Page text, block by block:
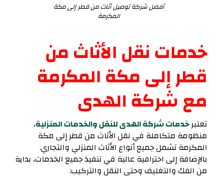
أفضل شركة توصيل أثاث من قطر إلى مكة
المكرمة
خدمات نقل الأثاث من
قطر إلى مكة المكرمة
مع شركة الهدى
تعتبرخدمات شركة الهدى للنقل والخدمات المنزلية،
منظومة متكاملة في نقل الأثاث من قطر إلى مكة
المكرمة تشمل جميع أنواع الأثاث المنزلي والتجاري.
بالإضافة إلى احترافية عالية في تنفيذ جميع الخدمات، بداية
من الفك والتغليف وحتى النقل والتركيب: